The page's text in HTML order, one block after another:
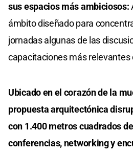
sus espacios más ambiciosos:
ámbito diseñado para
jornadas algunas de las
capacitaciones más relevantes
Ubicado en el corazón de la
propuesta arquitectónica
con 1.400 metros cuadrados
conferencias, networking y